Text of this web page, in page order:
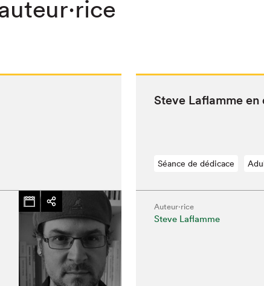
Steve Laflamme en
Séance de dédicace
Auteur·rice
Steve Laflamme